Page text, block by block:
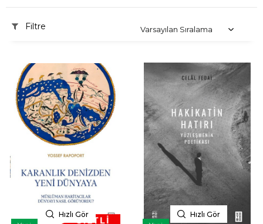
Filtre
Hızlı Gör
Hızlı Gör